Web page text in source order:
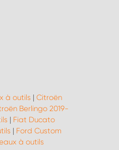
à outils | Citroën
Berlingo 2019-
| Fiat Ducato
| Ford Custom
à outils